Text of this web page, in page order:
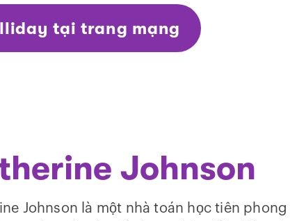
tại trang mạng
Johnson
Johnson là một nhà toán học tiên